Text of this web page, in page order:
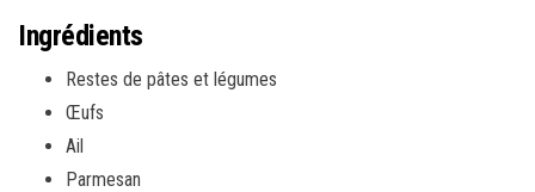
Ingrédients
Restes de pâtes et légumes
Œufs
Ail
Parmesan